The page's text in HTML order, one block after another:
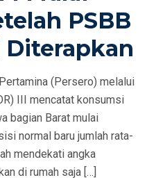
PSBB
Diterapkan
(Persero) melalui
III mencatat konsumsi
bagian Barat mulai
normal baru jumlah rata-
mendekati angka
di rumah saja […]